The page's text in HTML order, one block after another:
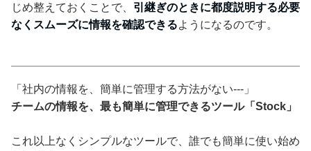
じめ整えておくことで、 引継ぎのときに都度説明する必要
なくスムーズに情報を確認できるようになるのです。
「社内の情報を、簡単に管理する方法がない---」
チームの情報を、最も簡単に管理できるツール「Stock」
これ以上なくシンプルなツールで、誰でも簡単に使い始め